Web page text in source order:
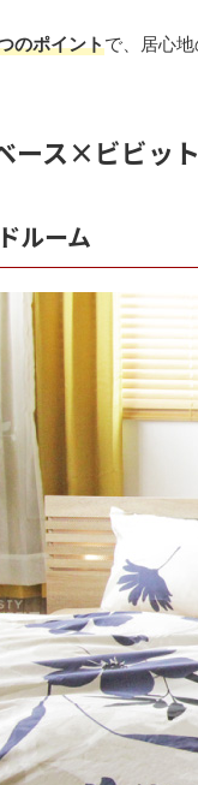
のポイントで、居心
ース×ビビッ
ルーム